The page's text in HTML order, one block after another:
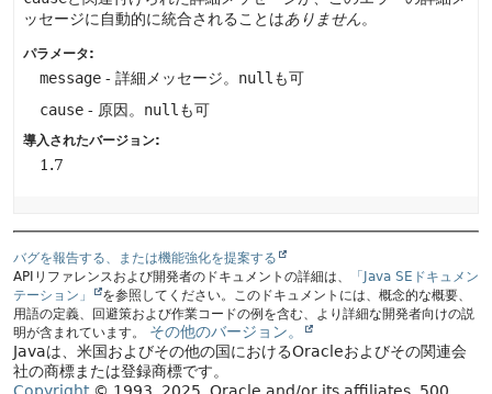
ッセージに自動的に統合されることはありません。
パラメータ:
message - 詳細メッセージ。 null も可
cause - 原因。 null も可
導入されたバージョン:
1.7
バグを報告する、または機能強化を提案する
APIリファレンスおよび開発者のドキュメントの詳細は、
「Java SEドキュメン
テーション」
を参照してください。このドキュメントには、概念的な概要、
用語の定義、回避策および作業コードの例を含む、より詳細な開発者向けの説
明が含まれています。
その他のバージョン。
Javaは、米国およびその他の国におけるOracleおよびその関連会
社の商標または登録商標です。